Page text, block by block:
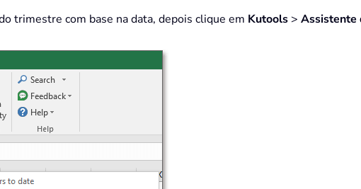
trimestre com base na data, depois clique em Kutools > Assistente